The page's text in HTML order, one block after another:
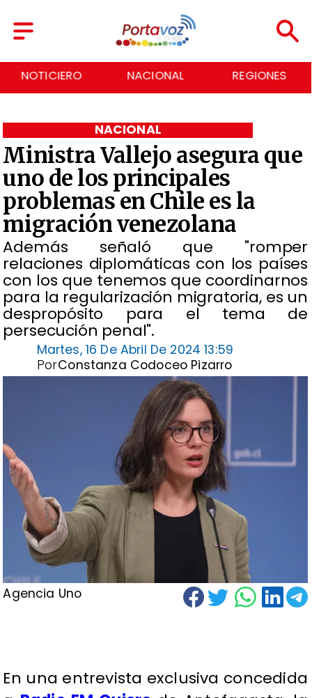
NACIONAL REGIONES ECONOMÍA
Ministra Vallejo asegura que
uno de los principales
problemas en Chile es la
migración venezolana
Además señaló que "romper
relaciones diplomáticas con los países
con los que tenemos que coordinarnos
para la regularización migratoria, es un
despropósito para el tema de
persecución penal".
NACIONAL
Martes, 16 De Abril De 2024 13:59
Constanza Codoceo Pizarro
Por
Agencia Uno
En una entrevista exclusiva concedida